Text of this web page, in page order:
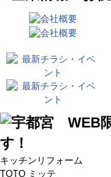
キッチンリフォーム
TOTO ミッテ